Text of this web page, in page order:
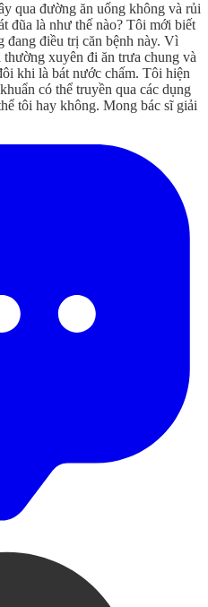
qua đường ăn uống không và rủi
đũa là như thế nào? Tôi mới biết
đang điều trị căn bệnh này. Vì
xuyên đi ăn trưa chung và
khi là bát nước chấm. Tôi hiện
có thể truyền qua các dụng
tôi hay không. Mong bác sĩ giải